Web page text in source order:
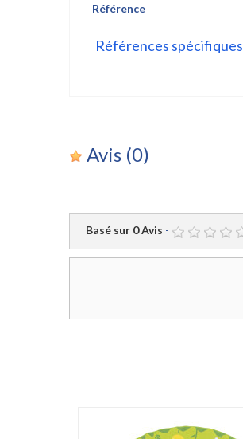
Référence
Références spécifiques
Avis (0)
Basé sur 0Avis -